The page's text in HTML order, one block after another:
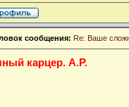
сообщения: Re: Ваше
карцер. А.Р.